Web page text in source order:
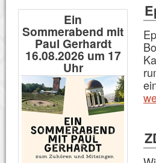
Ein
Sommerabend mit
Paul Gerhardt
16.08.2026 um 17
Uhr